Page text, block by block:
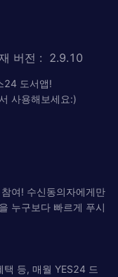
버전 : 2.9.10
24 도서앱!
사용해보세요:)
여! 수신동의자에게만
누구보다 빠르게 푸시
등, 매월 YES24 드